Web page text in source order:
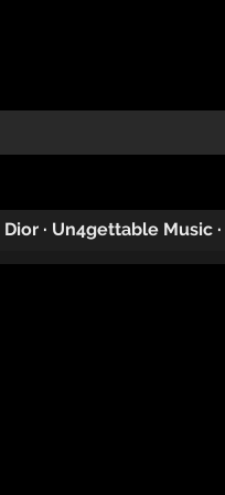
Dior· Un4gettable Music·